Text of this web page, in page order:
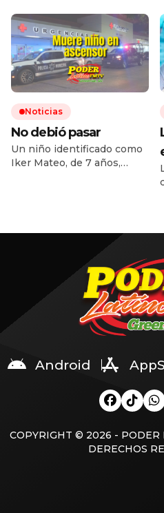
consigo 420 kilos de
nitrato de amonio en el
departamento del Cauca,
en un operativo que, según
las autoridades, permitió
frustrar un presunto
atentado en contra la
Fuerza Pública a pocos días
de la posesión presidencial
de Abelardo de la Espriella.
La Policía Nacional de […]
Noticias
No debió pasar
Un niño identificado como
Iker Mateo, de 7 años,
de Cruz Roja ubicada en el
Roberto L. Paliza, en la
colonia Centro de Culiacán.
De acuerdo con la
información proporcionada
Android
COPYRIGHT © 2026 - PODER
DERECHOS